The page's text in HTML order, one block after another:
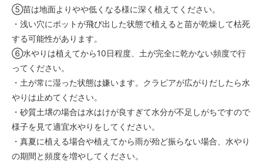
⑤苗は地面よりやや低くなる様に深く植えてください。
・浅い穴にポットが飛び出した状態で植えると苗が乾燥して枯死
する可能性があります。
⑥水やりは植えてから10日程度、土が完全に乾かない頻度で行
ってください。
・土が常に湿った状態は嫌います。クラピアが広がりだしたら水
やりは止めてください。
・砂質土壌の場合は水はけが良すぎて水分が不足しがちですので
様子を見て適宜水やりをしてください。
・真夏に植える場合や植えてから雨が殆ど振らない場合、水やり
の期間と頻度を増やしてください。